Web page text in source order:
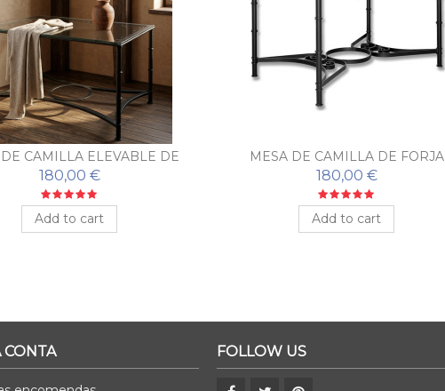
CAMILLA ELEVABLE DE
FORJA
180,00 €
Add to cart
MESA DE CAMILLA DE FORJA
ELEVABLE CARMONA
180,00 €
Add to cart
FOLLOW US